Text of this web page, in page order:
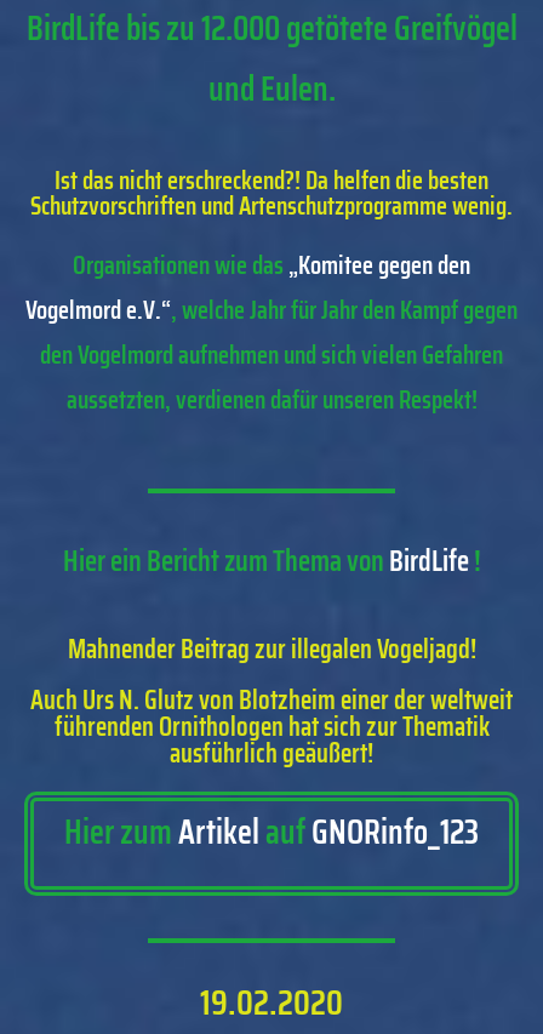
BirdLife bis zu 12.000 getötete Greifvögel
und Eulen.
Ist das nicht erschreckend?! Da helfen die besten
Schutzvorschriften und Artenschutzprogramme wenig.
Organisationen wie das„Komitee gegen den
Vogelmord e.V.“, welche Jahr für Jahr den Kampf gegen
den Vogelmord aufnehmen und sich vielen Gefahren
aussetzten, verdienen dafür unseren Respekt!
Hier ein Bericht zum Thema vonBirdLife!
Mahnender Beitrag zur illegalen Vogeljagd!
Auch Urs N. Glutz von Blotzheim einer der weltweit
führenden Ornithologen hat sich zur Thematik
ausführlich geäußert!
Hier zumArtikelaufGNORinfo_123
19.02.2020